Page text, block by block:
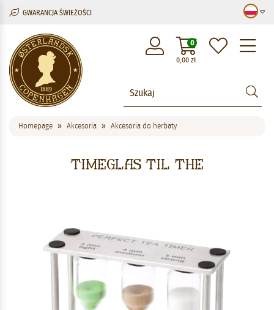
GWARANCJA ŚWIEŻOŚCI
0,00 zł
0
Homepage Akcesoria Akcesoria do herbaty
Timeglas til the